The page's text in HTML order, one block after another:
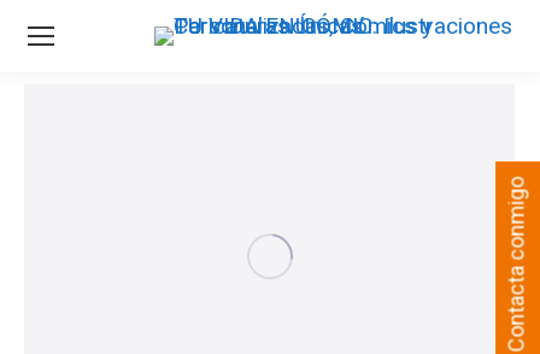
Contacta conmigo